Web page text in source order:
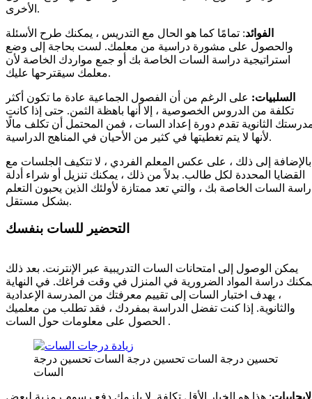
الأخرى.
الفوائد: تمامًا كما هو الحال مع التدريس ، يمكنك طرح الأسئلة
والحصول على مشورة دراسية من معلمك. لست بحاجة إلى وضع
استراتيجية دراسة السات الخاصة بك أو جمع مواردك الخاصة لأن
معلمك سيقترحها عليك.
السلبيات: على الرغم من أن الفصول الجماعية عادة ما تكون أكثر
تكلفة من الدروس الخصوصية ، إلا أنها باهظة الثمن. حتى إذا كانت
الثانوية تقدم دورة إعداد السات ، فمن المحتمل أن تكلف مالًا
لأنها لا يتم تغطيتها في كثير من الأحيان في المناهج الدراسية.
بالإضافة إلى ذلك ، على عكس المعلم الفردي ، لا تتكيف الجلسات مع
القضايا المحددة لكل طالب. بدلاً من ذلك ، يمكنك تنزيل أو شراء أدلة
السات الخاصة بك ، والتي تعد ممتازة لأولئك الذين يحبون التعلم
بشكل مستقل.
التحضير للسات بنفسك
يمكن الوصول إلى امتحانات السات التدريبية عبر الإنترنت. بعد ذلك
دراسة المواد الضرورية في المنزل في وقت فراغك. في النهاية
، يهدف اختبار السات إلى تقييم معرفتك من المدرسة الإعدادية
والثانوية. إذا كنت تفضل الدراسة بمفردك ، فقد تطلب من معلميك
الحصول على معلومات حول السات .
تحسين درجة السات تحسين درجة السات تحسين درجة
السات